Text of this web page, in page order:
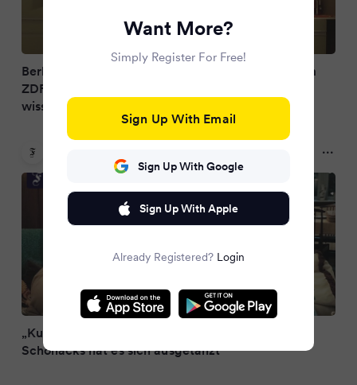
Berliner Familiensaga geht weiter: Kudamm 77 im
ZDF – Das muss man aus den Vorgänger-Staffeln
wissen
„Ku’Damm 77“ im ZDF gerät zum Fiasko: Für die
Schöllacks hat es sich ausgetanzt
Want More?
Simply Register For Free!
Sign Up With Email
Sign Up With Google
Sign Up With Apple
Already Registered? Login